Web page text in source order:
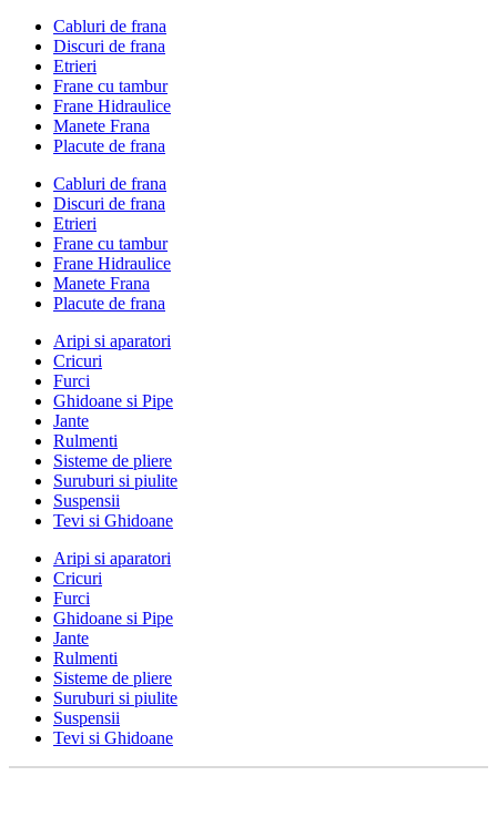
Cabluri de frana
Discuri de frana
Etrieri
Frane cu tambur
Frane Hidraulice
Manete Frana
Placute de frana
Cabluri de frana
Discuri de frana
Etrieri
Frane cu tambur
Frane Hidraulice
Manete Frana
Placute de frana
Aripi si aparatori
Cricuri
Furci
Ghidoane si Pipe
Jante
Rulmenti
Sisteme de pliere
Suruburi si piulite
Suspensii
Tevi si Ghidoane
Aripi si aparatori
Cricuri
Furci
Ghidoane si Pipe
Jante
Rulmenti
Sisteme de pliere
Suruburi si piulite
Suspensii
Tevi si Ghidoane